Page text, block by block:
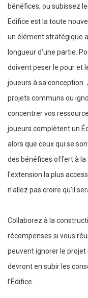
bénéfices, ou subissez
Edifice est la toute
un élément stratégique
longueur d’une partie.
doivent peser le pour et
joueurs à sa conception.
projets communs ou
concentrer vos
joueurs complètent un
alors que ceux qui se
des bénéfices offert à la
l'extension la plus
n'allez pas croire qu'il
Collaborez à la
récompenses si vous
peuvent ignorer le projet
devront en subir les
l’Édifice.